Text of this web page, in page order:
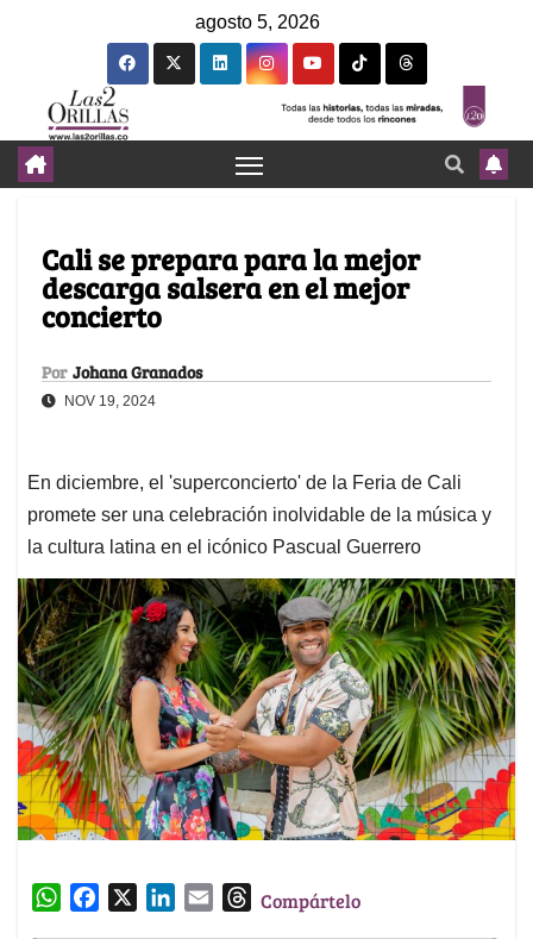
agosto 5, 2026
Cali se prepara para la mejor
descarga salsera en el mejor
concierto
Por Johana Granados
NOV 19, 2024
En diciembre, el 'superconcierto' de la Feria de Cali
promete ser una celebración inolvidable de la música y
la cultura latina en el icónico Pascual Guerrero
W
TCompártelo